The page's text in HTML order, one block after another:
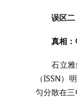
误区
真相
石立
（ISSN
匀分散在